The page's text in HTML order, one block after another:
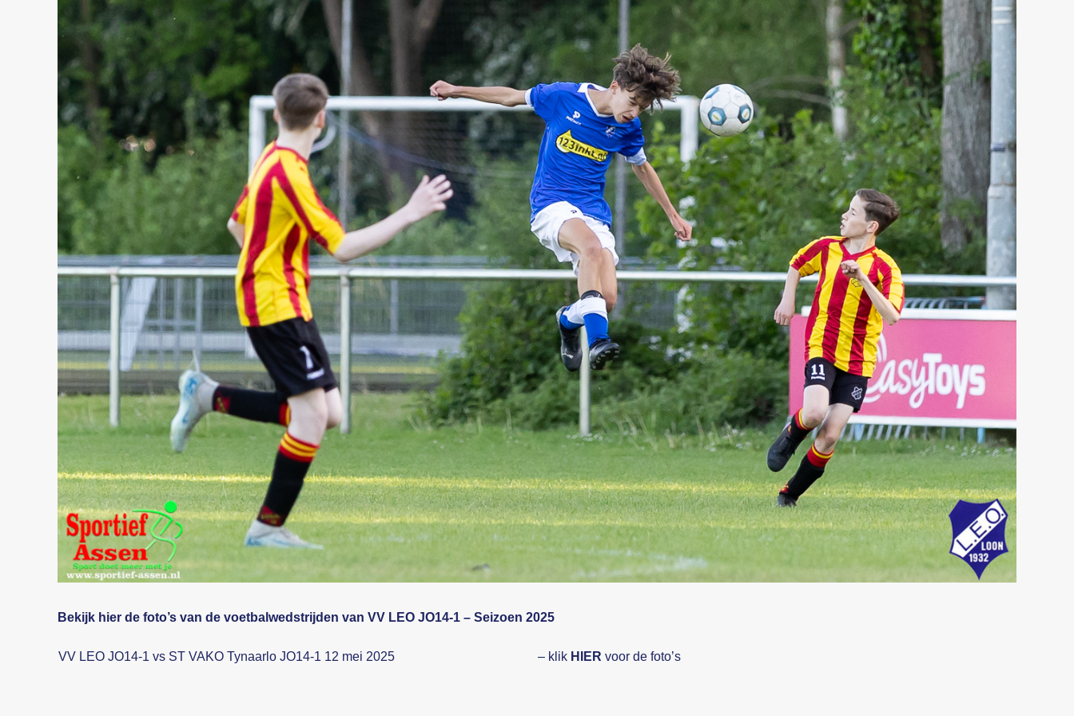
Bekijk hier de foto’s van de voetbalwedstrijden van VV LEO JO14-1 – Seizoen 2025
VV LEO JO14-1 vs ST VAKO Tynaarlo JO14-1 12 mei 2025 – klik HIER voor de foto’s